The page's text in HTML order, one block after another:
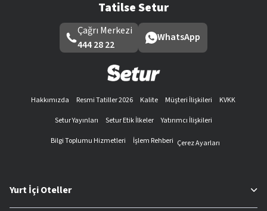
Tatilse Setur
Çağrı Merkezi
444 28 22
WhatsApp
Hakkımızda Resmi Tatiller 2026 Kalite Müşteri İlişkileri
KVKK
Setur Yayınları
Setur Etik İlkeler
Yatırımcı İlişkileri
Bilgi Toplumu Hizmetleri
İşlem Rehberi Çerez Ayarları
Yurt İçi Oteller